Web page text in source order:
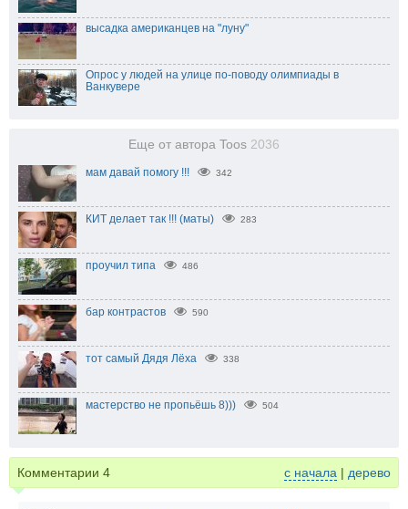
высадка американцев на "луну"
Опрос у людей на улице по-поводу олимпиады в
Ванкувере
Еще от автора Toos 2036
мам давай помогу !!! 342
КИТ делает так !!! (маты) 283
проучил типа 486
бар контрастов 590
тот самый Дядя Лёха 338
мастерство не пропьёшь 8))) 504
Комментарии 4 с начала | дерево